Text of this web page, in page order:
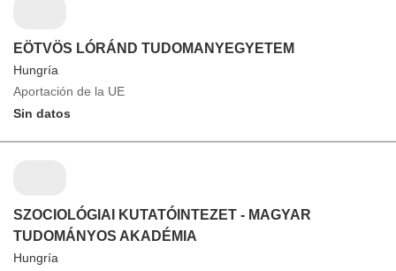
EÖTVÖS LÓRÁND TUDOMANYEGYETEM
Hungría
Aportación de la UE
Sin datos
SZOCIOLÓGIAI KUTATÓINTEZET - MAGYAR
TUDOMÁNYOS AKADÉMIA
Hungría